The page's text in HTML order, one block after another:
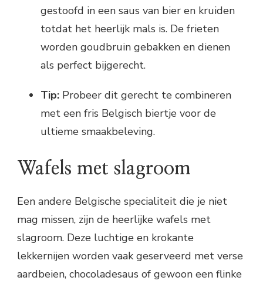
gestoofd in een saus van bier en kruiden
totdat het heerlijk mals is. De frieten
worden goudbruin gebakken en dienen
als perfect bijgerecht.
Tip: Probeer dit gerecht te combineren
met een fris Belgisch biertje voor de
ultieme smaakbeleving.
Wafels met slagroom
Een andere Belgische specialiteit die je niet
mag missen, zijn de heerlijke wafels met
slagroom. Deze luchtige en krokante
lekkernijen worden vaak geserveerd met verse
aardbeien, chocoladesaus of gewoon een flinke